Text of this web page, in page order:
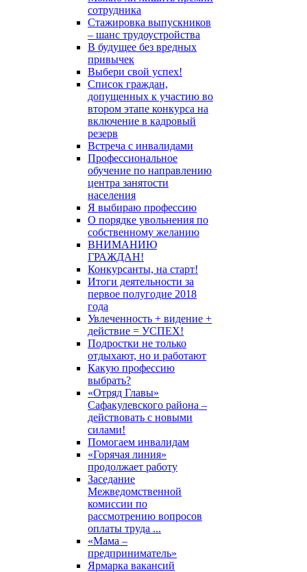
сотрудника
Стажировка выпускников
– шанс трудоустройства
В будущее без вредных
привычек
Выбери свой успех!
Список граждан,
допущенных к участию во
втором этапе конкурса на
включение в кадровый
резерв
Встреча с инвалидами
Профессиональное
обучение по направлению
центра занятости
населения
Я выбираю профессию
О порядке увольнения по
собственному желанию
ВНИМАНИЮ
ГРАЖДАН!
Конкурсанты, на старт!
Итоги деятельности за
первое полугодие 2018
года
Увлеченность + видение +
действие = УСПЕХ!
Подростки не только
отдыхают, но и работают
Какую профессию
выбрать?
«Отряд Главы»
Сафакулевского района –
действовать с новыми
силами!
Помогаем инвалидам
«Горячая линия»
продолжает работу
Заседание
Межведомственной
комиссии по
рассмотрению вопросов
оплаты труда ...
«Мама –
предприниматель»
Ярмарка вакансий